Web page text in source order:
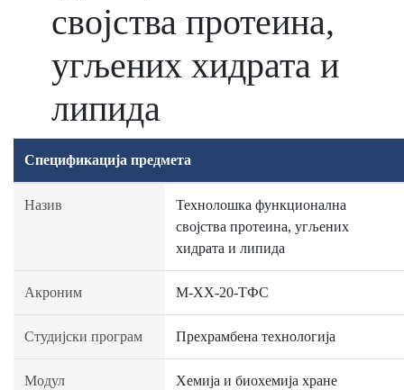
својства протеина,
угљених хидрата и
липида
Спецификација предмета
Назив
Технолошка функционална
својства протеина, угљених
хидрата и липида
Акроним М-ХХ-20-ТФС
Студијски програм Прехрамбена технологија
Модул Хемија и биохемија хране